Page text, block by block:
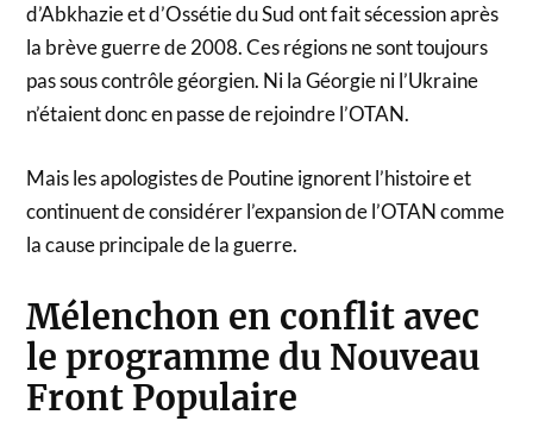
d’Abkhazie et d’Ossétie du Sud ont fait sécession après
la brève guerre de 2008. Ces régions ne sont toujours
pas sous contrôle géorgien. Ni la Géorgie ni l’Ukraine
n’étaient donc en passe de rejoindre l’OTAN.
Mais les apologistes de Poutine ignorent l’histoire et
continuent de considérer l’expansion de l’OTAN comme
la cause principale de la guerre.
Mélenchon en conflit avec
le programme du Nouveau
Front Populaire